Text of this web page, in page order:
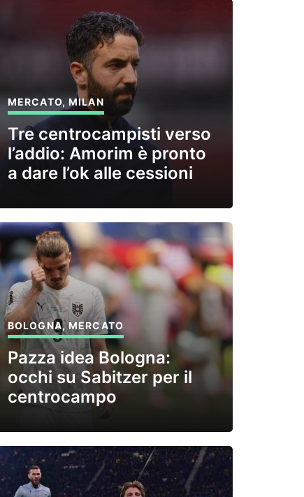
MERCATO,MILAN
Tre centrocampisti verso
l’addio: Amorim è pronto
a dare l’ok alle cessioni
BOLOGNA,MERCATO
Pazza idea Bologna:
occhi su Sabitzer per il
centrocampo